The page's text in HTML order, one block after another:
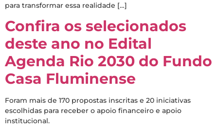
para transformar essa realidade […]
Confira os selecionados
deste ano no Edital
Agenda Rio 2030 do Fundo
Casa Fluminense
Foram mais de 170 propostas inscritas e 20 iniciativas
escolhidas para receber o apoio financeiro e apoio
institucional.